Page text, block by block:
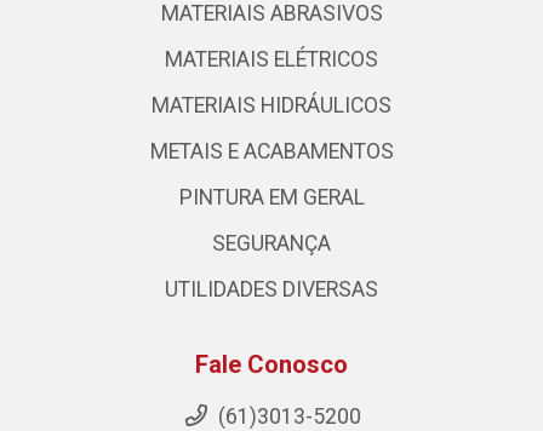
MATERIAIS ABRASIVOS
MATERIAIS ELÉTRICOS
MATERIAIS HIDRÁULICOS
METAIS E ACABAMENTOS
PINTURA EM GERAL
SEGURANÇA
UTILIDADES DIVERSAS
Fale Conosco
(61)3013-5200